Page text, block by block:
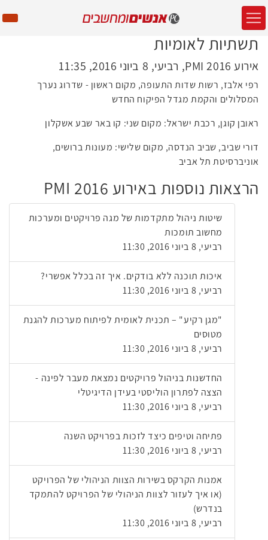
תשתיות לאומיות
אירוע PMI 2016, רביעי, 8 ביוני 2016, 11:35
רפי אלבז, רשות שדות התעופה, מקום ראשון - שדרוג נערך
המסלולים והקמת מגדל הפיקוח החדש
ראובן קוגן, רכבת ישראל: מקום שני: קו באר שבע אשקלון
דורי שביב, שביב הנדסה, מקום שלישי: מעונות ברושים,
אוניברסיטת תל אביב
הרצאות נוספות באירוע PMI 2016
שיטות ניהול מתקדמות של מגה פרויקטים ומערכות
מחשוב תומכות
רביעי, 8 ביוני 2016, 11:30
איכות תוכנה ללא בודקים. איך זה בכלל אפשרי?
רביעי, 8 ביוני 2016, 11:30
"מגן רקיע" – תכנית לאומית לפיתוח מערכות להגנת
מטוסים
רביעי, 8 ביוני 2016, 11:30
החדשנות בניהול פרויקטים נמצאת מעבר לפינה -
הצצה לפתרון הוליסטי בעידן הדיגיטלי
רביעי, 8 ביוני 2016, 11:30
פתיחה וטיפים כיצד לזכות בפרויקט השנה
רביעי, 8 ביוני 2016, 11:30
אמנות הקרקס בשירות הצוות הניהולי של הפרויקט
(או איך לעזור לצוות הניהולי של הפרויקט להתמקד
בנדרש)
רביעי, 8 ביוני 2016, 11:30